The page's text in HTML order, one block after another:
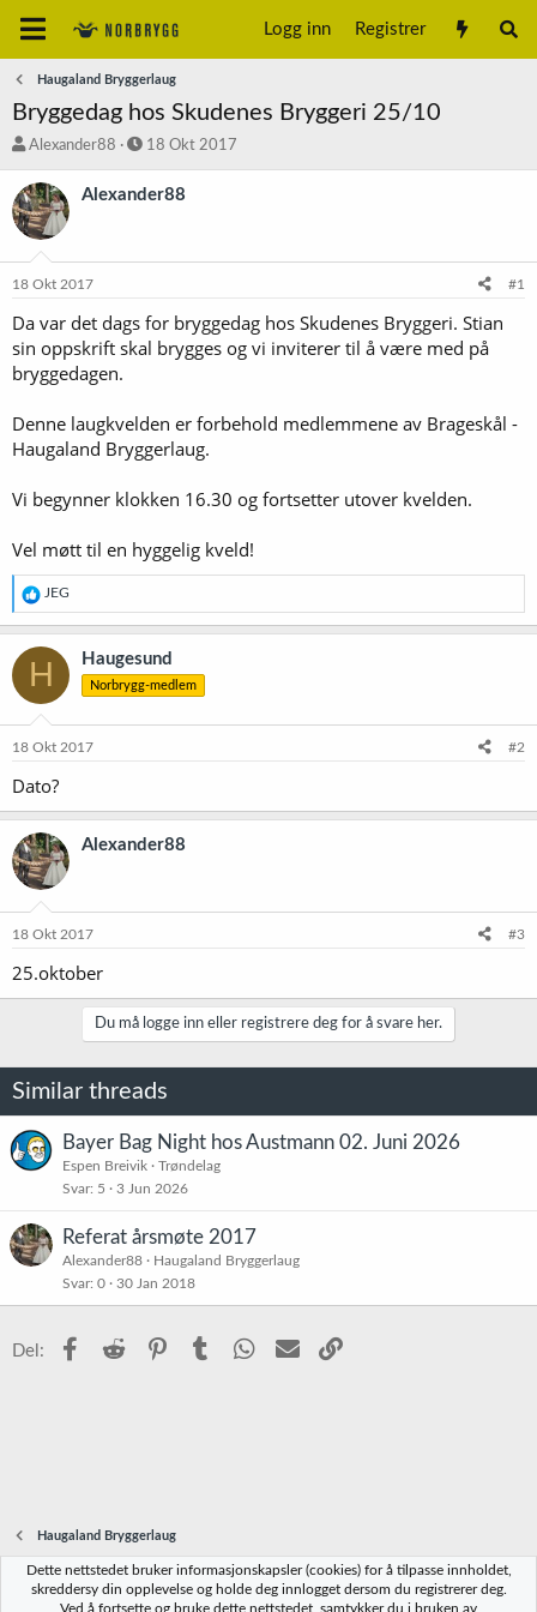
Logg inn Registrer
Haugaland Bryggerlaug
Bryggedag hos Skudenes Bryggeri 25/10
T
å
d
s
t
r
Alexander88
S
a
o
18 Okt 2017
Alexander88
18 Okt 2017 #1
Da var det dags for bryggedag hos Skudenes Bryggeri. Stian
sin oppskrift skal brygges og vi inviterer til å være med på
bryggedagen.
Denne laugkvelden er forbehold medlemmene av Brageskål -
Haugaland Bryggerlaug.
Vi begynner klokken 16.30 og fortsetter utover kvelden.
Vel møtt til en hyggelig kveld!
R
e
a
k
o
e
:
JEG
H Haugesund
Norbrygg-medlem
18 Okt 2017 #2
Dato?
Alexander88
18 Okt 2017 #3
25.oktober
Du må logge inn eller registrere deg for å svare her.
Similar threads
Bayer Bag Night hos Austmann 02. Juni 2026
Espen Breivik
Trøndelag
Svar 5 3 Jun 2026
Referat årsmøte 2017
Alexander88
Haugaland Bryggerlaug
Svar 0 30 Jan 2018
Del: Facebook
Reddit PinterestTumblr WhatsApp
E-post
Haugaland Bryggerlaug
Norbrygg-default
Dette nettstedet bruker informasjonskapsler (cookies) for å tilpasse innholdet,
skreddersy din opplevelse og holde deg innlogget dersom du registrerer deg.
Ved å fortsette og bruke dette nettstedet, samtykker du i bruken av